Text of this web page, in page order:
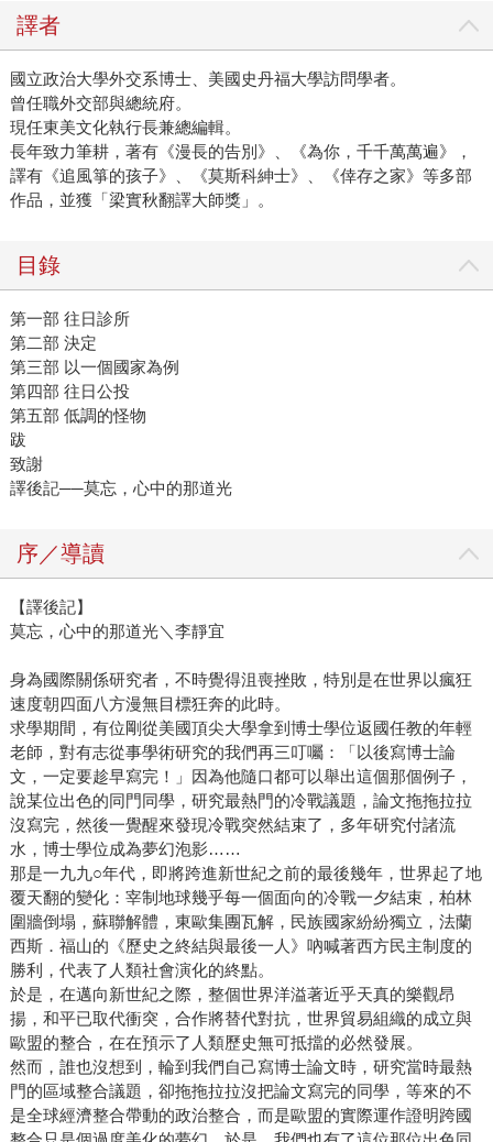
譯者
國立政治大學外交系博士、美國史丹福大學訪問學者。
曾任職外交部與總統府。
現任東美文化執行長兼總編輯。
長年致力筆耕，著有《漫長的告別》、《為你，千千萬萬遍》，
譯有《追風箏的孩子》、《莫斯科紳士》、《倖存之家》等多部
作品，並獲「梁實秋翻譯大師獎」。
目錄
第一部 往日診所
第二部 決定
第三部 以一個國家為例
第四部 往日公投
第五部 低調的怪物
跋
致謝
譯後記──莫忘，心中的那道光
序／導讀
【譯後記】
莫忘，心中的那道光＼李靜宜
身為國際關係研究者，不時覺得沮喪挫敗，特別是在世界以瘋狂
速度朝四面八方漫無目標狂奔的此時。
求學期間，有位剛從美國頂尖大學拿到博士學位返國任教的年輕
老師，對有志從事學術研究的我們再三叮囑：「以後寫博士論
文，一定要趁早寫完！」因為他隨口都可以舉出這個那個例子，
說某位出色的同門同學，研究最熱門的冷戰議題，論文拖拖拉拉
沒寫完，然後一覺醒來發現冷戰突然結束了，多年研究付諸流
水，博士學位成為夢幻泡影……
那是一九九○年代，即將跨進新世紀之前的最後幾年，世界起了地
覆天翻的變化：宰制地球幾乎每一個面向的冷戰一夕結束，柏林
圍牆倒塌，蘇聯解體，東歐集團瓦解，民族國家紛紛獨立，法蘭
西斯．福山的《歷史之終結與最後一人》吶喊著西方民主制度的
勝利，代表了人類社會演化的終點。
於是，在邁向新世紀之際，整個世界洋溢著近乎天真的樂觀昂
揚，和平已取代衝突，合作將替代對抗，世界貿易組織的成立與
歐盟的整合，在在預示了人類歷史無可抵擋的必然發展。
然而，誰也沒想到，輪到我們自己寫博士論文時，研究當時最熱
門的區域整合議題，卻拖拖拉拉沒把論文寫完的同學，等來的不
是全球經濟整合帶動的政治整合，而是歐盟的實際運作證明跨國